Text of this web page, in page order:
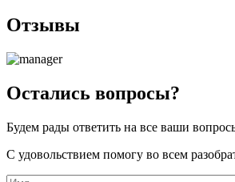
Отзывы
Остались вопросы?
Будем рады ответить на все ваши
С удовольствием помогу во всем